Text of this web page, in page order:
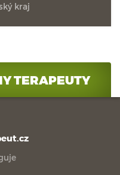
kraj
TERAPEUTY